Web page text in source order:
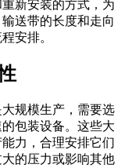
新安装的方式，为
送带的长度和走向
安排。
规模生产，需要选
包装设备。这些大
力，合理安排它们
的压力或影响其他